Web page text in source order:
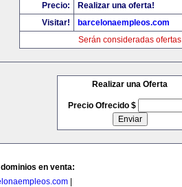
Precio:
Realizar una oferta!
Visitar!
barcelonaempleos.com
Serán consideradas ofertas
Realizar una Oferta
Precio Ofrecido $
en venta:
|